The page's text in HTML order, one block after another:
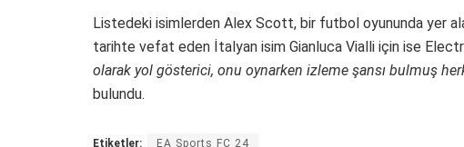
Listedeki isimlerden Alex Scott, bir futbol oyununda yer
tarihte vefat eden İtalyan isim Gianluca Vialli için ise
olarak yol gösterici, onu oynarken izleme şansı bulmuş
bulundu.
Etiketler: EA Sports FC 24